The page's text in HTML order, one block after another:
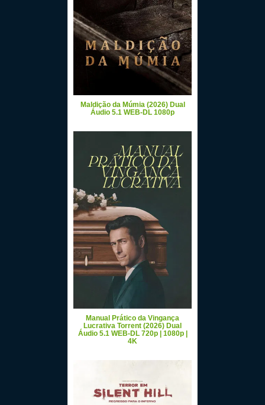
Maldição da Múmia (2026) Dual
Áudio 5.1 WEB-DL 1080p
Manual Prático da Vingança
Lucrativa Torrent (2026) Dual
Áudio 5.1 WEB-DL 720p | 1080p |
4K